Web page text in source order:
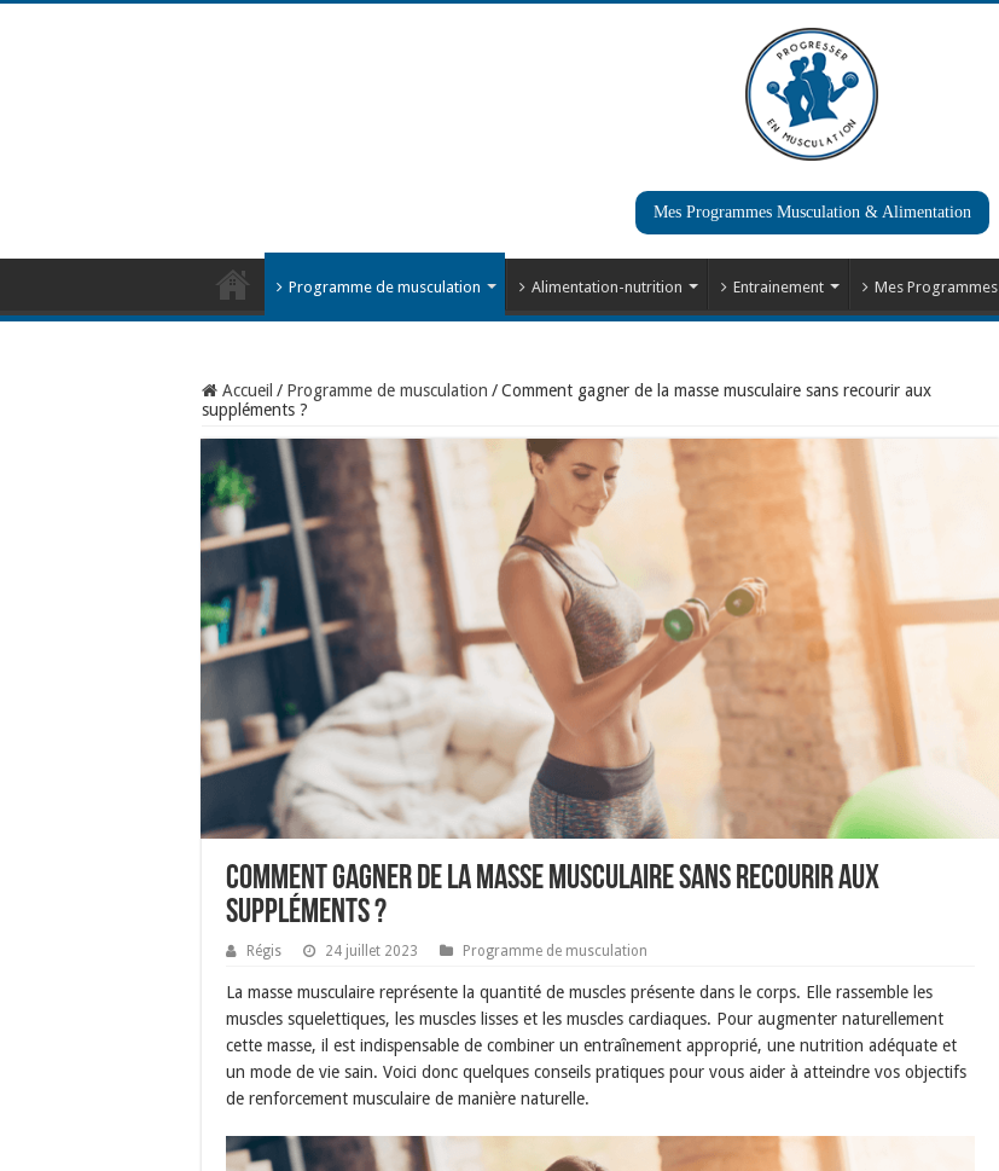
Mes Programmes Musculation & Alimentation
Programme de musculation Alimentation-nutrition Entrainement Mes Programmes
Accueil / Programme de musculation /Comment gagner de la masse musculaire sans recourir aux
suppléments ?
Comment gagner de la masse musculaire sans recourir aux
suppléments ?
Régis 24 juillet 2023 Programme de musculation
La masse musculaire représente la quantité de muscles présente dans le corps. Elle rassemble les
muscles squelettiques, les muscles lisses et les muscles cardiaques. Pour augmenter naturellement
cette masse, il est indispensable de combiner un entraînement approprié, une nutrition adéquate et
un mode de vie sain. Voici donc quelques conseils pratiques pour vous aider à atteindre vos objectifs
de renforcement musculaire de manière naturelle.